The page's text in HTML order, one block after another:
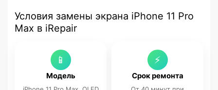
Условия замены экрана iPhone 11 Pro
Max в iRepair
📱
Модель
⚡
Срок ремонта